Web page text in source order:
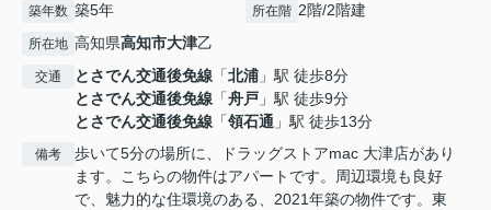
築年数 築5年 所在階 2階/2階建
所在地 高知県高知市大津乙
交通 とさでん交通後免線 「北浦 」駅 徒歩8分
とさでん交通後免線 「舟戸 」駅 徒歩9分
とさでん交通後免線 「領石通 」駅 徒歩13分
備考
歩いて5分の場所に、ドラッグストアmac 大津店があり
ます。こちらの物件はアパートです。周辺環境も良好
で、魅力的な住環境のある、2021年築の物件です。東